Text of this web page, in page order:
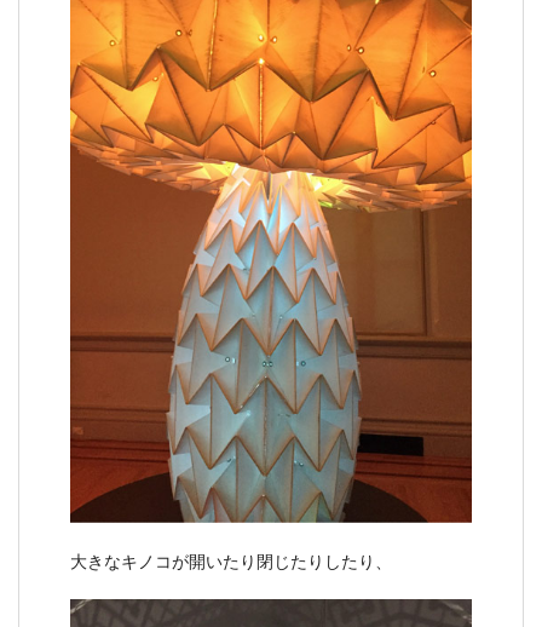
大きなキノコが開いたり閉じたりしたり、